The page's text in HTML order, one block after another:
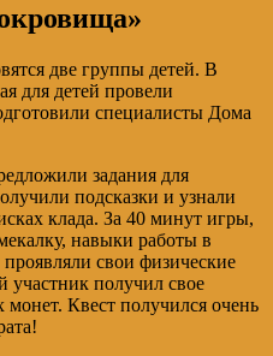
две группы детей. В
для детей провели
специалисты Дома
задания для
подсказки и узнали
клада. За 40 минут игры,
навыки работы в
свои физические
получил свое
Квест получился очень